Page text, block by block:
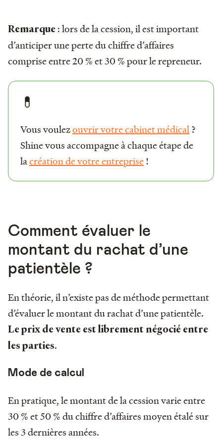
Remarque : lors de la cession, il est important
d’anticiper une perte du chiffre d’affaires
comprise entre 20 % et 30 % pour le repreneur.
💊
Vous voulezouvrir votre cabinet médical?
Shine vous accompagne à chaque étape de
lacréation de votre entreprise!
Comment évaluer le
montant du rachat d’une
patientèle ?
En théorie, il n’existe pas de méthode permettant
d’évaluer le montant du rachat d’une patientèle.
Le prix de vente est librement négocié entre
les parties.
Mode de calcul
En pratique, le montant de la cession varie entre
30 % et 50 % du chiffre d’affaires moyen étalé sur
les 3 dernières années.